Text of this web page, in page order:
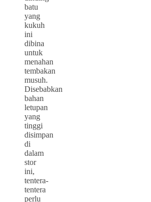
batu
yang
kukuh
ini
dibina
untuk
menahan
tembakan
musuh.
Disebabkan
bahan
letupan
yang
tinggi
disimpan
di
dalam
stor
ini,
tentera-
tentera
perlu